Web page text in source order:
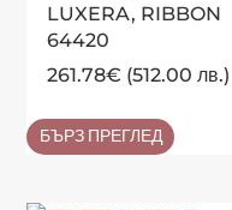
LUXERA, RIBBON
64420
261.78€ (512.00 лв.)
БЪРЗ ПРЕГЛЕД